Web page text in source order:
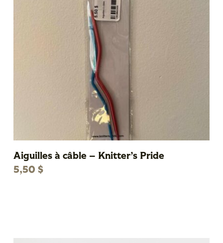
Aiguilles à câble – Knitter’s Pride
5,50 $